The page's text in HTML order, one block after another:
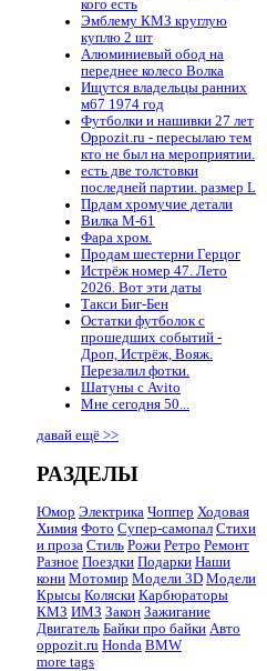
кого есть
Эмблему КМЗ круглую
куплю 2 шт
Алюминиевый обод на
переднее колесо Волка
Ищутся владельцы ранних
м67 1974 год
Футболки и нашивки 27 лет
Oppozit.ru - пересылаю тем
кто не был на мероприятии.
есть две толстовки
последней партии. размер L
Прдам хромучие детали
Вилка М-61
Фара хром.
Продам шестерни Герцог
Истрёж номер 47. Лето
2026. Вот эти даты
Такси Биг-Бен
Остатки футболок с
прошедших событий -
Дроп, Истрёж, Вояж.
Перезалил фотки.
Шатуны с Avito
Мне сегодня 50...
давай ещё >>
РАЗДЕЛЫ
Юмор Электрика Чоппер Ходовая
Химия Фото Супер-самопал Стихи
и проза Стиль Рожи Ретро Ремонт
Разное Поездки Подарки Наши
кони Мотомир Модели 3D Модели
Крысы Коляски Карбюраторы
КМЗ ИМЗ Закон Зажигание
Двигатель Байки про байки Авто
oppozit.ru Honda BMW
more tags